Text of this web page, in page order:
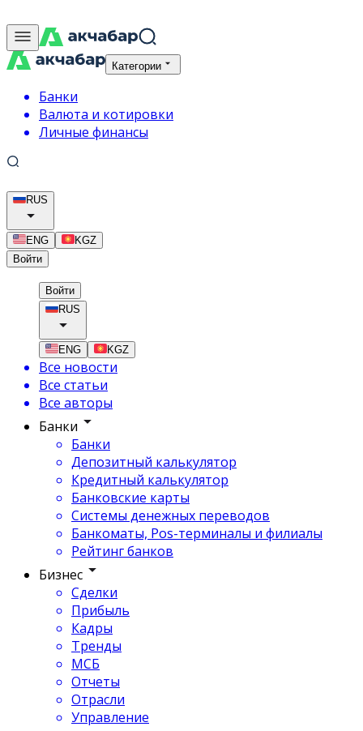
Категории
Банки
Валюта и котировки
Личные финансы
RUS
ENG
KGZ
Войти
Войти
RUS
ENG KGZ
Все новости
Все статьи
Все авторы
Банки
Банки
Депозитный калькулятор
Кредитный калькулятор
Банковские карты
Системы денежных переводов
Банкоматы, Pos-терминалы и филиалы
Рейтинг банков
Бизнес
Сделки
Прибыль
Кадры
Тренды
МСБ
Отчеты
Отрасли
Управление